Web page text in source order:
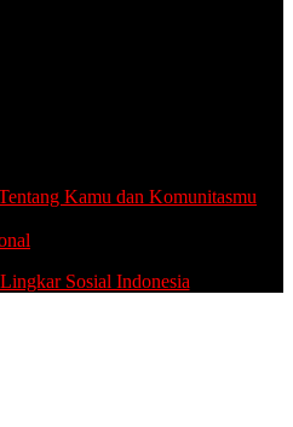
Kamu dan Komunitasmu
Sosial Indonesia